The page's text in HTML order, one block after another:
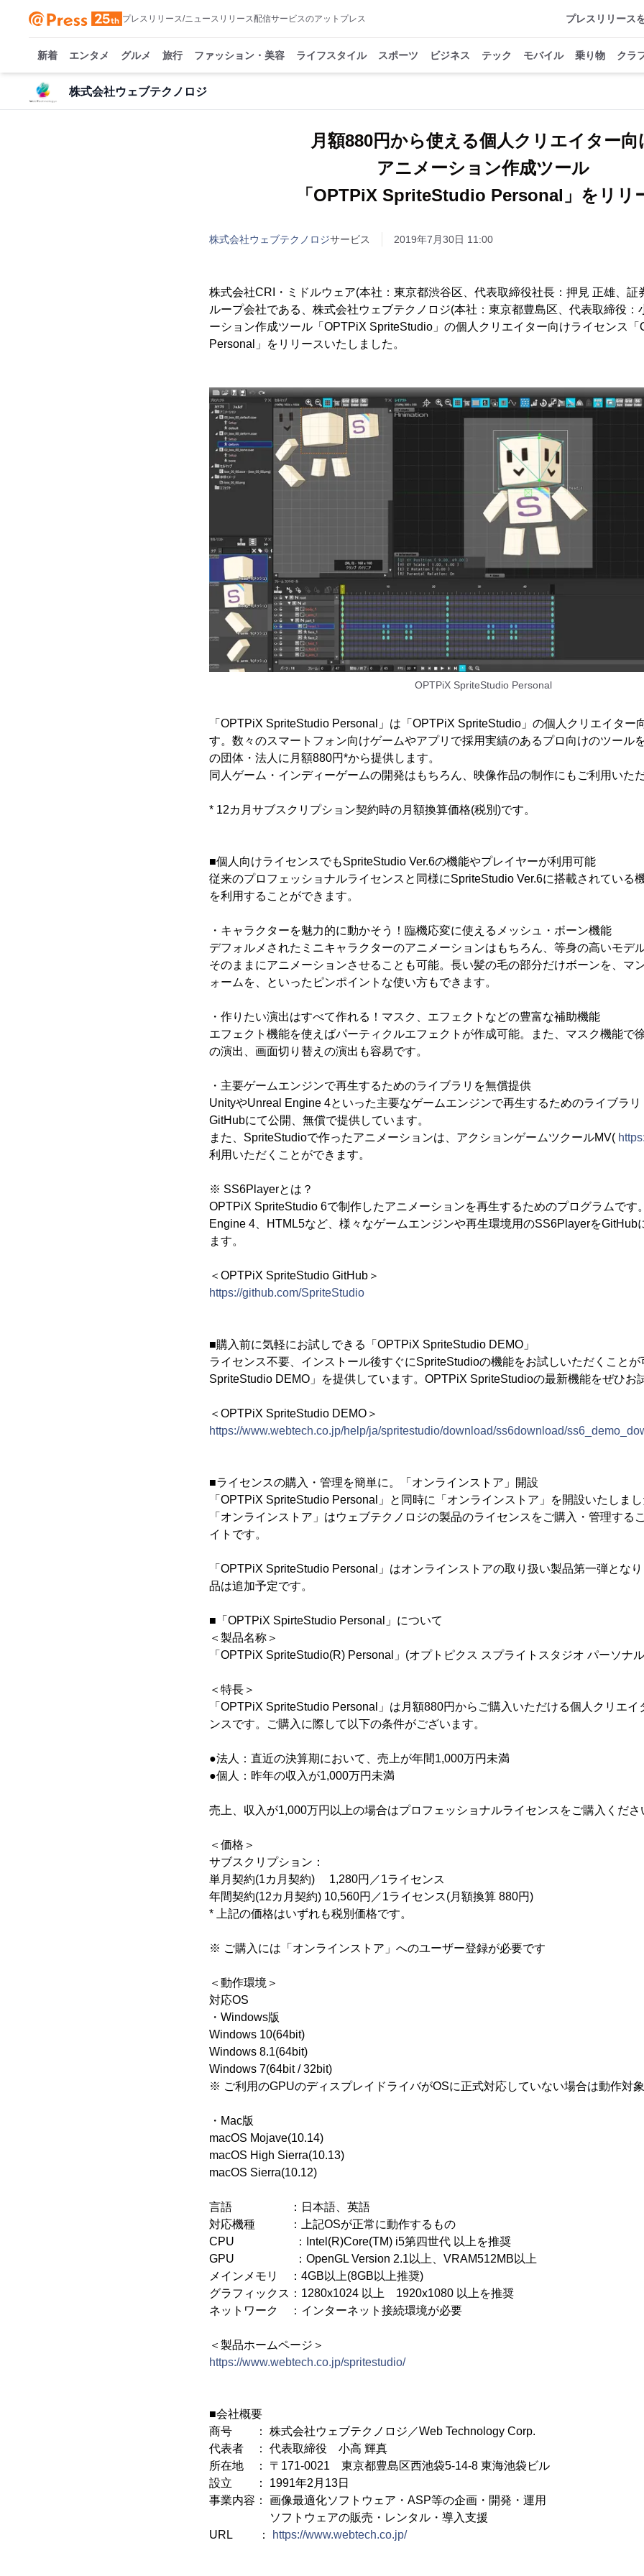
プレスリリース/ニュースリリース配信サービスのアットプレス プレスリリース
新着 エンタメ グルメ 旅行 ファッション・美容 ライフスタイル スポーツ ビジネス テック モバイル 乗り物 クラ
株式会社ウェブテクノロジ
月額880円から使える個人クリエイター向
アニメーション作成ツール
「OPTPiX SpriteStudio Personal」をリリ
株式会社ウェブテクノロジサービス 2019年7月30日 11:00
株式会社CRI・ミドルウェア(本社：東京都渋谷区、代表取締役社長：押見 正雄、証
ループ会社である、株式会社ウェブテクノロジ(本社：東京都豊島区、代表取締役：
ーション作成ツール「OPTPiX SpriteStudio」の個人クリエイター向けライセンス
Personal」をリリースいたしました。
OPTPiX SpriteStudio Personal
「OPTPiX SpriteStudio Personal」は「OPTPiX SpriteStudio」の個人クリエイター
す。数々のスマートフォン向けゲームやアプリで採用実績のあるプロ向けのツール
の団体・法人に月額880円*から提供します。
同人ゲーム・インディーゲームの開発はもちろん、映像作品の制作にもご利用いただ
* 12カ月サブスクリプション契約時の月額換算価格(税別)です。
■個人向けライセンスでもSpriteStudio Ver.6の機能やプレイヤーが利用可能
従来のプロフェッショナルライセンスと同様にSpriteStudio Ver.6に搭載されている
を利用することができます。
・キャラクターを魅力的に動かそう！臨機応変に使えるメッシュ・ボーン機能
デフォルメされたミニキャラクターのアニメーションはもちろん、等身の高いモデ
そのままにアニメーションさせることも可能。長い髪の毛の部分だけボーンを、マ
ォームを、といったピンポイントな使い方もできます。
・作りたい演出はすべて作れる！マスク、エフェクトなどの豊富な補助機能
エフェクト機能を使えばパーティクルエフェクトが作成可能。また、マスク機能で
の演出、画面切り替えの演出も容易です。
・主要ゲームエンジンで再生するためのライブラリを無償提供
UnityやUnreal Engine 4といった主要なゲームエンジンで再生するためのライブラ
GitHubにて公開、無償で提供しています。
また、SpriteStudioで作ったアニメーションは、アクションゲームツクールMV(
利用いただくことができます。
※ SS6Playerとは？
OPTPiX SpriteStudio 6で制作したアニメーションを再生するためのプログラムです
Engine 4、HTML5など、様々なゲームエンジンや再生環境用のSS6PlayerをGitHub
ます。
＜OPTPiX SpriteStudio GitHub＞
https://github.com/SpriteStudio
■購入前に気軽にお試しできる「OPTPiX SpriteStudio DEMO」
ライセンス不要、インストール後すぐにSpriteStudioの機能をお試しいただくこと
SpriteStudio DEMO」を提供しています。OPTPiX SpriteStudioの最新機能をぜひお
＜OPTPiX SpriteStudio DEMO＞
https://www.webtech.co.jp/help/ja/spritestudio/download/ss6download/
■ライセンスの購入・管理を簡単に。「オンラインストア」開設
「OPTPiX SpriteStudio Personal」と同時に「オンラインストア」を開設いたしまし
「オンラインストア」はウェブテクノロジの製品のライセンスをご購入・管理する
イトです。
「OPTPiX SpriteStudio Personal」はオンラインストアの取り扱い製品第一弾とな
品は追加予定です。
■「OPTPiX SpirteStudio Personal」について
＜製品名称＞
「OPTPiX SpriteStudio(R) Personal」(オプトピクス スプライトスタジオ パーソナ
＜特長＞
「OPTPiX SpriteStudio Personal」は月額880円からご購入いただける個人クリエイ
ンスです。ご購入に際して以下の条件がございます。
●法人：直近の決算期において、売上が年間1,000万円未満
●個人：昨年の収入が1,000万円未満
売上、収入が1,000万円以上の場合はプロフェッショナルライセンスをご購入くださ
＜価格＞
サブスクリプション：
単月契約(1カ月契約) 1,280円／1ライセンス
年間契約(12カ月契約) 10,560円／1ライセンス(月額換算 880円)
* 上記の価格はいずれも税別価格です。
※ ご購入には「オンラインストア」へのユーザー登録が必要です
＜動作環境＞
対応OS
・Windows版
Windows 10(64bit)
Windows 8.1(64bit)
Windows 7(64bit / 32bit)
※ ご利用のGPUのディスプレイドライバがOSに正式対応していない場合は動作対象
・Mac版
macOS Mojave(10.14)
macOS High Sierra(10.13)
macOS Sierra(10.12)
言語 ：日本語、英語
対応機種 ：上記OSが正常に動作するもの
CPU ：Intel(R)Core(TM) i5第四世代 以上を推奨
GPU ：OpenGL Version 2.1以上、VRAM512MB以上
メインメモリ ：4GB以上(8GB以上推奨)
グラフィックス：1280x1024 以上 1920x1080 以上を推奨
ネットワーク ：インターネット接続環境が必要
＜製品ホームページ＞
https://www.webtech.co.jp/spritestudio/
■会社概要
商号 ： 株式会社ウェブテクノロジ／Web Technology Corp.
代表者 ： 代表取締役 小高 輝真
所在地 ： 〒171-0021 東京都豊島区西池袋5-14-8 東海池袋ビル
設立 ： 1991年2月13日
事業内容： 画像最適化ソフトウェア・ASP等の企画・開発・運用
ソフトウェアの販売・レンタル・導入支援
URL ：
https://www.webtech.co.jp/